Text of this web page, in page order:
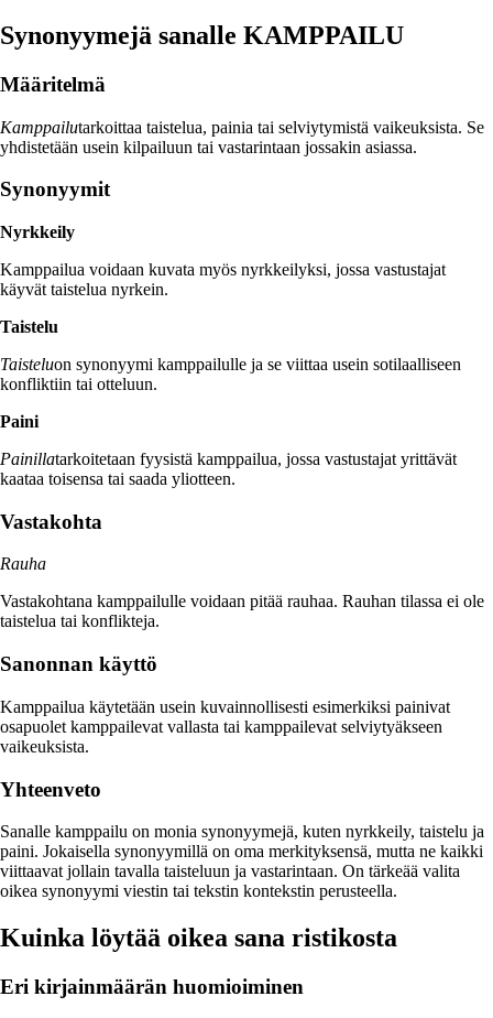
Synonyymejä sanalle KAMPPAILU
Määritelmä
Kamppailutarkoittaa taistelua, painia tai selviytymistä vaikeuksista. Se
yhdistetään usein kilpailuun tai vastarintaan jossakin asiassa.
Synonyymit
Nyrkkeily
Kamppailua voidaan kuvata myös nyrkkeilyksi, jossa vastustajat
käyvät taistelua nyrkein.
Taistelu
Taisteluon synonyymi kamppailulle ja se viittaa usein sotilaalliseen
konfliktiin tai otteluun.
Paini
Painillatarkoitetaan fyysistä kamppailua, jossa vastustajat yrittävät
kaataa toisensa tai saada yliotteen.
Vastakohta
Rauha
Vastakohtana kamppailulle voidaan pitää rauhaa. Rauhan tilassa ei ole
taistelua tai konflikteja.
Sanonnan käyttö
Kamppailua käytetään usein kuvainnollisesti esimerkiksi painivat
osapuolet kamppailevat vallasta tai kamppailevat selviytyäkseen
vaikeuksista.
Yhteenveto
Sanalle kamppailu on monia synonyymejä, kuten nyrkkeily, taistelu ja
paini. Jokaisella synonyymillä on oma merkityksensä, mutta ne kaikki
viittaavat jollain tavalla taisteluun ja vastarintaan. On tärkeää valita
oikea synonyymi viestin tai tekstin kontekstin perusteella.
Kuinka löytää oikea sana ristikosta
Eri kirjainmäärän huomioiminen